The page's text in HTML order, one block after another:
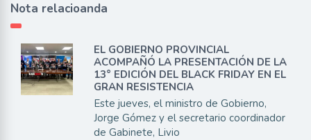
Nota relacioanda
EL GOBIERNO PROVINCIAL
ACOMPAÑÓ LA PRESENTACIÓN DE LA
13° EDICIÓN DEL BLACK FRIDAY EN EL
GRAN RESISTENCIA
Este jueves, el ministro de Gobierno,
Jorge Gómez y el secretario coordinador
de Gabinete, Livio